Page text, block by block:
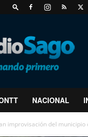
NACIONAL
improvisación del municipio